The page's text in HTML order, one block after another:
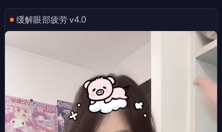
缓解眼部疲劳 v4.0